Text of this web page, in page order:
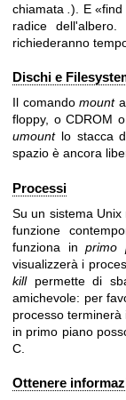
chiamata .). E
radice
richiederanno
Dischi e
Il comando mount
floppy, o CDROM
umountlo stacca
spazio è ancora
Processi
Su un sistema
funzione
funziona inprimo
visualizzerà i
killpermette di
amichevole: per
processo
in primo piano
C.
Ottenere